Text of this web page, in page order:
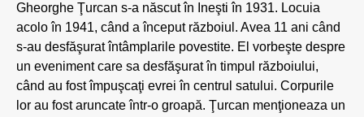
Gheorghe Ţurcan s-a născut în Ineşti în 1931. Locuia
acolo în 1941, când a început războiul. Avea 11 ani când
s-au desfăşurat întâmplarile povestite. El vorbeşte despre
un eveniment care sa desfăşurat în timpul războiului,
când au fost împuşcaţi evrei în centrul satului. Corpurile
lor au fost aruncate într-o groapă. Ţurcan menţioneaza un